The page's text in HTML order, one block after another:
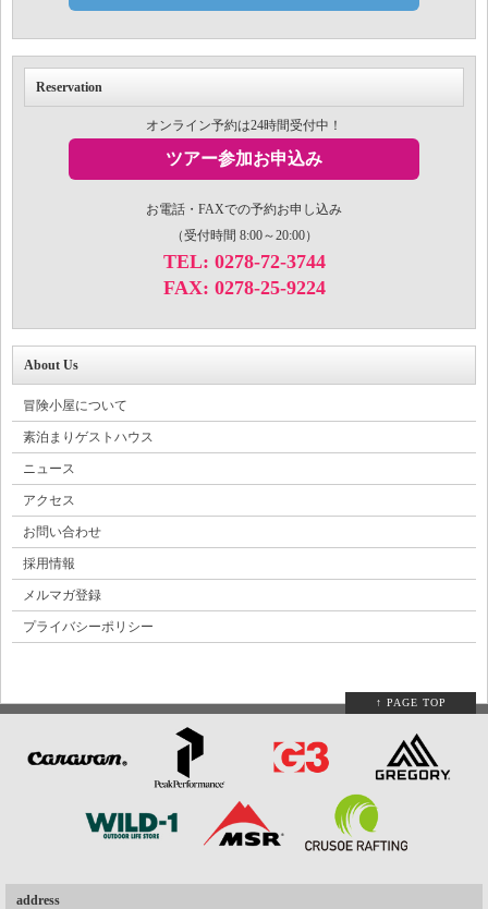
Reservation
オンライン予約は24時間受付中！
ツアー参加お申込み
お電話・FAXでの予約お申し込み
（受付時間 8:00～20:00）
TEL: 0278-72-3744
FAX: 0278-25-9224
About Us
冒険小屋について
素泊まりゲストハウス
ニュース
アクセス
お問い合わせ
採用情報
メルマガ登録
プライバシーポリシー
↑ PAGE TOP
address